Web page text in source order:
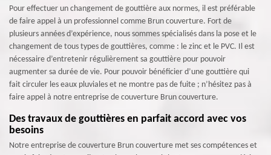
Pour effectuer un changement de gouttière aux normes, il est préférable
de faire appel à un professionnel comme Brun couverture. Fort de
plusieurs années d’expérience, nous sommes spécialisés dans la pose et le
changement de tous types de gouttières, comme : le zinc et le PVC. Il est
nécessaire d’entretenir régulièrement sa gouttière pour pouvoir
augmenter sa durée de vie. Pour pouvoir bénéficier d’une gouttière qui
fait circuler les eaux pluviales et ne montre pas de fuite ; n’hésitez pas à
faire appel à notre entreprise de couverture Brun couverture.
Des travaux de gouttières en parfait accord avec vos
besoins
Notre entreprise de couverture Brun couverture met ses compétences et